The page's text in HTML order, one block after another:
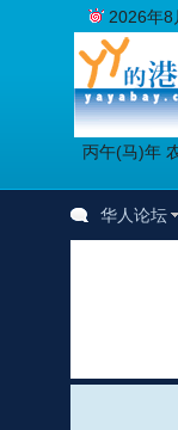
丙午(马)年
2026年8
华人论坛